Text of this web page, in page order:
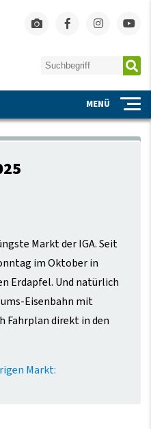
MENÜ
Markt der IGA. Seit
im Oktober in
Erdapfel. Und natürlich
Eisenbahn mit
Fahrplan direkt in den
Markt: